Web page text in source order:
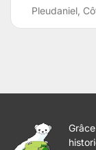
Pleudaniel